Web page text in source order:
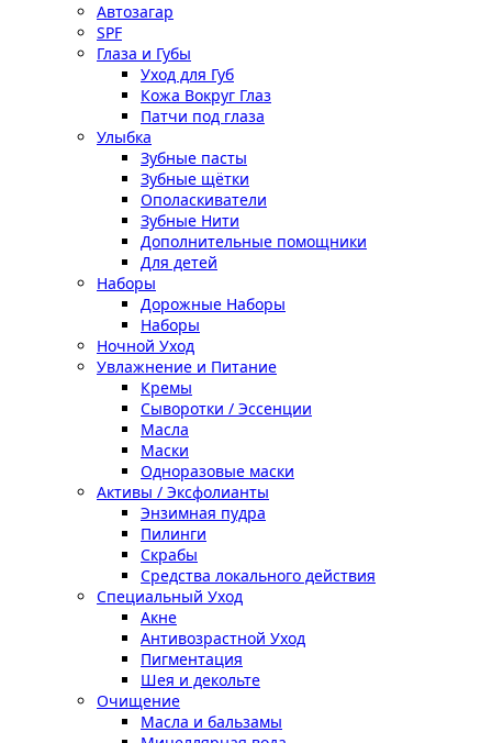
Автозагар
SPF
Глаза и Губы
Уход для Губ
Кожа Вокруг Глаз
Патчи под глаза
Улыбка
Зубные пасты
Зубные щётки
Ополаскиватели
Зубные Нити
Дополнительные помощники
Для детей
Наборы
Дорожные Наборы
Наборы
Ночной Уход
Увлажнение и Питание
Кремы
Сыворотки / Эссенции
Масла
Маски
Одноразовые маски
Активы / Эксфолианты
Энзимная пудра
Пилинги
Скрабы
Средства локального действия
Специальный Уход
Акне
Антивозрастной Уход
Пигментация
Шея и декольте
Очищение
Масла и бальзамы